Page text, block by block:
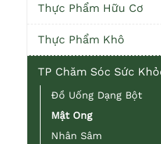
Thực Phẩm Hữu Cơ
Thực Phẩm Khô
TP Chăm Sóc Sức
Đồ Uống Dạng Bột
Mật Ong
Nhân Sâm